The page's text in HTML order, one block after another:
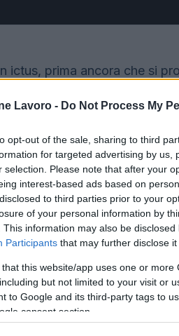
Lavoro - Do Not Process My
opt-out of the sale, sharing to third
for targeted advertising by us,
selection. Please note that after your
interest-based ads based on
to third parties prior to your
of your personal information by
This information may also be
Participants that may further disclose
that this website/app uses one or
but not limited to your visit or
to Google and its third-party tags to
consent section.
ictus, prima ancora che si
degli esami volti a
colesterolo, ecc) ed
sedentarietà, ecc), prima
è il focus di un grande
ha preso il via da qualche
italiani la possibilità di
tutte le indicazioni per
mai effettuato
dello stato di salute del
il più grande network di
Istituti di ricovero e cura a
"Nell'ambito di questo